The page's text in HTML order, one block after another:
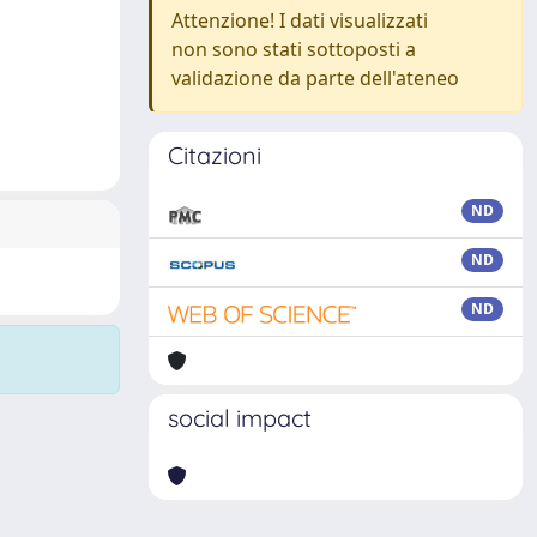
Attenzione! I dati visualizzati
non sono stati sottoposti a
validazione da parte dell'ateneo
Citazioni
ND
ND
ND
social impact